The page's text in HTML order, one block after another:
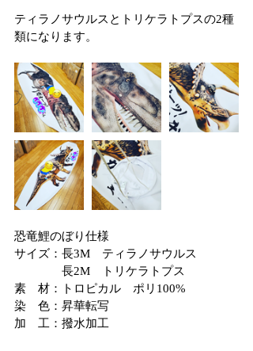
ティラノサウルスとトリケラトプスの2種
類になります。
恐竜鯉のぼり仕様
サイズ：長3M　ティラノサウルス
長2M　トリケラトプス
素　材：トロピカル　ポリ100%
染　色：昇華転写
加　工：撥水加工